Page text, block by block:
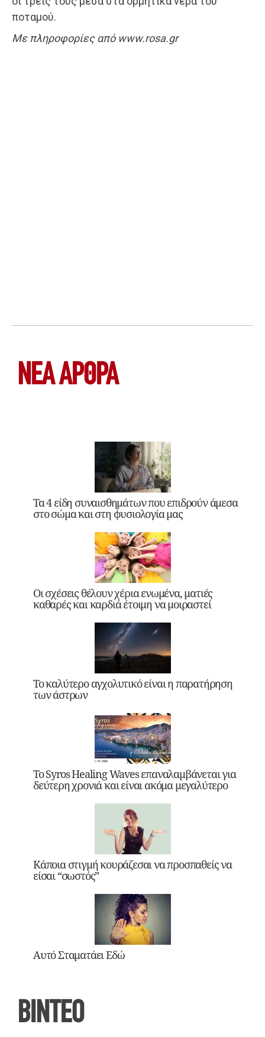
ποταμού.
Με πληροφορίες από www.rosa.gr
ΝΕΑ ΆΡΘΡΑ
Τα 4 είδη συναισθημάτων που επιδρούν άμεσα
στο σώμα και στη φυσιολογία μας
Οι σχέσεις θέλουν χέρια ενωμένα, ματιές
καθαρές και καρδιά έτοιμη να μοιραστεί
Το καλύτερο αγχολυτικό είναι η παρατήρηση
των άστρων
Το Syros Healing Waves επαναλαμβάνεται για
δεύτερη χρονιά και είναι ακόμα μεγαλύτερο
Κάποια στιγμή κουράζεσαι να προσπαθείς να
είσαι “σωστός”
Αυτό Σταματάει Εδώ
ΒΙΝΤΕΟ